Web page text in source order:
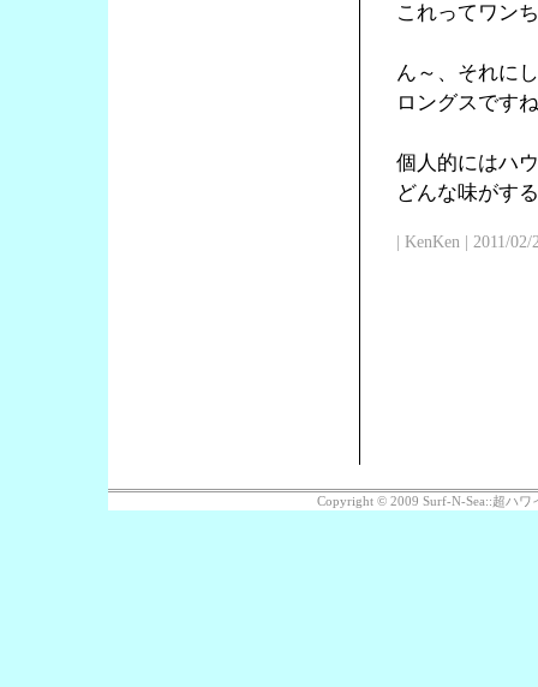
これってワン
ん～、それに
ロングスです
個人的にはハ
どんな味がす
| KenKen | 2011/
Copyright © 2009 Surf-N-Sea::超ハワ